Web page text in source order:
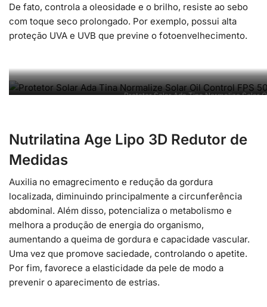
De fato, controla a oleosidade e o brilho, resiste ao sebo
com toque seco prolongado. Por exemplo, possui alta
proteção UVA e UVB que previne o fotoenvelhecimento.
Protetor Solar Ada Tina Normalize Solar
Nutrilatina Age Lipo 3D Redutor de
Medidas
Auxilia no emagrecimento e redução da gordura
localizada, diminuindo principalmente a circunferência
abdominal. Além disso, potencializa o metabolismo e
melhora a produção de energia do organismo,
aumentando a queima de gordura e capacidade vascular.
Uma vez que promove saciedade, controlando o apetite.
Por fim, favorece a elasticidade da pele de modo a
prevenir o aparecimento de estrias.